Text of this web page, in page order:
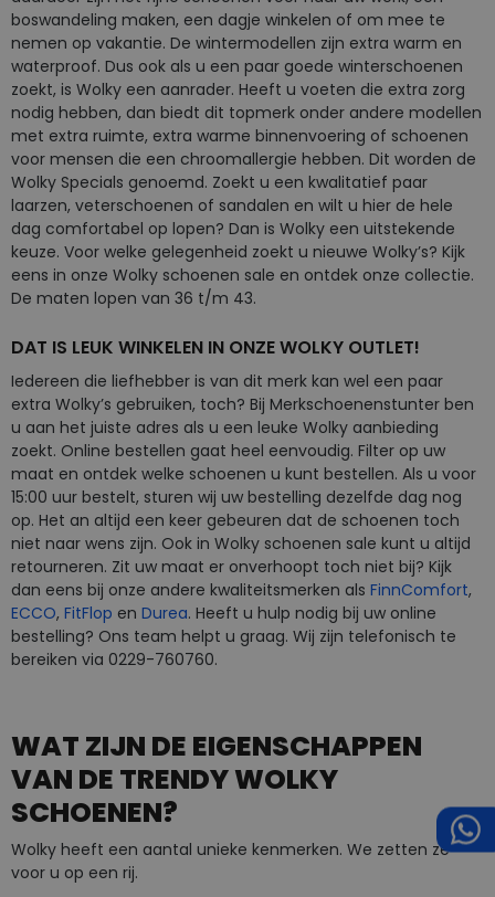
boswandeling maken, een dagje winkelen of om mee te
nemen op vakantie. De wintermodellen zijn extra warm en
waterproof. Dus ook als u een paar goede winterschoenen
zoekt, is Wolky een aanrader. Heeft u voeten die extra zorg
nodig hebben, dan biedt dit topmerk onder andere modellen
met extra ruimte, extra warme binnenvoering of schoenen
voor mensen die een chroomallergie hebben. Dit worden de
Wolky Specials genoemd. Zoekt u een kwalitatief paar
laarzen, veterschoenen of sandalen en wilt u hier de hele
dag comfortabel op lopen? Dan is Wolky een uitstekende
keuze. Voor welke gelegenheid zoekt u nieuwe Wolky’s? Kijk
eens in onze Wolky schoenen sale en ontdek onze collectie.
De maten lopen van 36 t/m 43.
DAT IS LEUK WINKELEN IN ONZE WOLKY OUTLET!
Iedereen die liefhebber is van dit merk kan wel een paar
extra Wolky’s gebruiken, toch? Bij Merkschoenenstunter ben
u aan het juiste adres als u een leuke Wolky aanbieding
zoekt. Online bestellen gaat heel eenvoudig. Filter op uw
maat en ontdek welke schoenen u kunt bestellen. Als u voor
15:00 uur bestelt, sturen wij uw bestelling dezelfde dag nog
op. Het an altijd een keer gebeuren dat de schoenen toch
niet naar wens zijn. Ook in Wolky schoenen sale kunt u altijd
retourneren. Zit uw maat er onverhoopt toch niet bij? Kijk
dan eens bij onze andere kwaliteitsmerken als FinnComfort,
ECCO, FitFlop en Durea. Heeft u hulp nodig bij uw online
bestelling? Ons team helpt u graag. Wij zijn telefonisch te
bereiken via 0229-760760.
WAT ZIJN DE EIGENSCHAPPEN
VAN DE TRENDY WOLKY
SCHOENEN?
Wolky heeft een aantal unieke kenmerken. We zetten ze
voor u op een rij.